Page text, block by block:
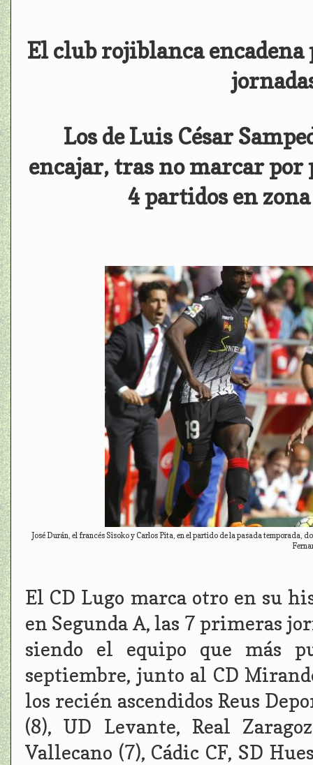
El club rojiblanca encadena
Los de Luis César
encajar, tras no marcar
4 partidos en
José Durán, el francés Sisoko y Carlos Pita, en el partido de la pasada temporada,
El CD Lugo marca otro en su
en Segunda A, las 7 primeras
siendo el equipo que más
septiembre, junto al CD
los recién ascendidos Reus
(8), UD Levante, Real
Vallecano (7), Cádic CF, SD